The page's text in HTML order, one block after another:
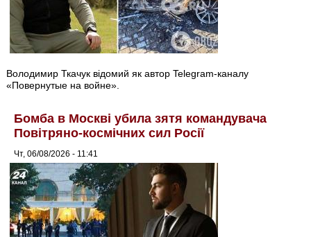
Володимир Ткачук відомий як автор Telegram-каналу
«Повернутые на войне».
Бомба в Москві убила зятя командувача
Повітряно-космічних сил Росії
Чт, 06/08/2026 - 11:41